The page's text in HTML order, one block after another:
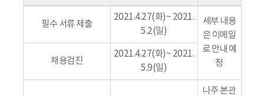
필수 서류 제출
2021.4.27(화)~ 2021.
5.2(일)
세부 내용
은 이메일
로 안내 예
정
채용검진
2021.4.27(화)~ 2021.
5.9(일)
나주 본관